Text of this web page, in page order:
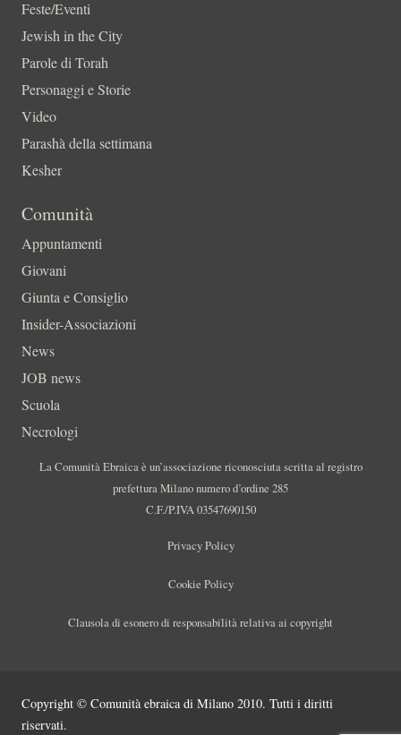
Feste/Eventi
Jewish in the City
Parole di Torah
Personaggi e Storie
Video
Parashà della settimana
Kesher
Comunità
Appuntamenti
Giovani
Giunta e Consiglio
Insider-Associazioni
News
JOB news
Scuola
Necrologi
La Comunità Ebraica è un’associazione riconosciuta scritta al registro
prefettura Milano numero d’ordine 285
C.F./P.IVA 03547690150
Privacy Policy
Cookie Policy
Clausola di esonero di responsabilità relativa ai copyright
Copyright © Comunità ebraica di Milano 2010. Tutti i diritti
riservati.